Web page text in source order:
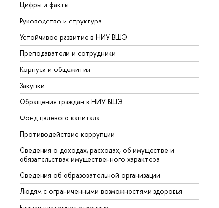
Цифры и факты
Руководство и структура
Устойчивое развитие в НИУ ВШЭ
Преподаватели и сотрудники
Корпуса и общежития
Закупки
Обращения граждан в НИУ ВШЭ
Фонд целевого капитала
Противодействие коррупции
Сведения о доходах, расходах, об имуществе и
обязательствах имущественного характера
Сведения об образовательной организации
Людям с ограниченными возможностями здоровья